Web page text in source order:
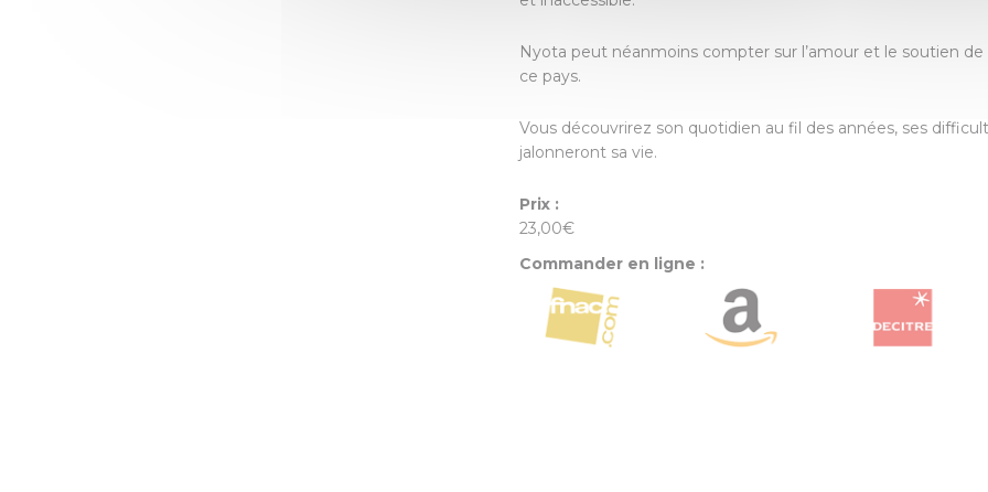
Nyota peut néanmoins compter sur l’amour et le soutien
ce pays.
Vous découvrirez son quotidien au fil des années, ses
jalonneront sa vie.
Prix :
23,00€
Commander en ligne :